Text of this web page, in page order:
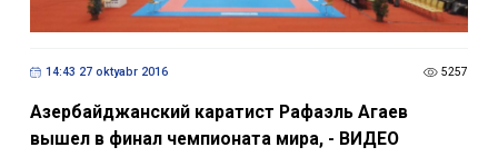
14:43 27 oktyabr 2016 5257
Азербайджанский каратист Рафаэль Агаев
вышел в финал чемпионата мира, - ВИДЕО